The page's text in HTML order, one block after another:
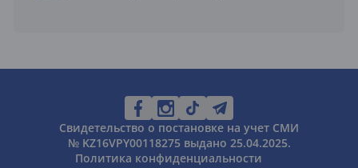
Свидетельство о постановке на учет СМИ
№ KZ16VPY00118275 выдано 25.04.2025.
Политика конфиденциальности